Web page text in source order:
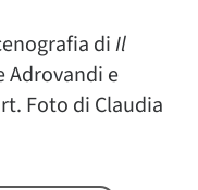
diIl
Adrovandi e
Foto di Claudia